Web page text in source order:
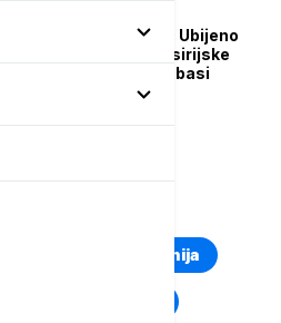
FOKUS
Tragičan kraj potrage: Ubijeno
šestoro dece čuvene sirijske
šahistkinje Ranije al Abasi
Kosovo i Metohija